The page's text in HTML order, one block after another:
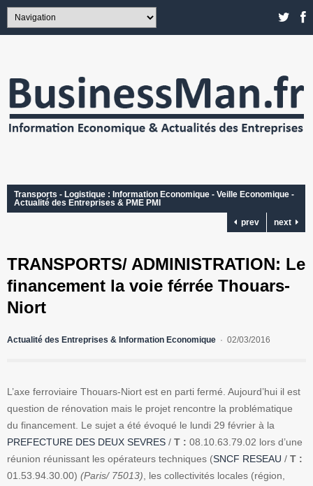
Transports - Logistique : Information Economique - Veille Economique -
Actualité des Entreprises & PME PMI
prev
next
TRANSPORTS/ ADMINISTRATION: Le
financement la voie férrée Thouars-
Niort
Actualité des Entreprises & Information Economique 02/03/2016
L’axe ferroviaire Thouars-Niort est en parti fermé. Aujourd’hui il est
question de rénovation mais le projet rencontre la problématique
du financement. Le sujet a été évoqué le lundi 29 février à la
PREFECTURE DES DEUX SEVRES / T : 08.10.63.79.02 lors d’une
réunion réunissant les opérateurs techniques (SNCF RESEAU / T :
01.53.94.30.00) (Paris/ 75013), les collectivités locales (région,